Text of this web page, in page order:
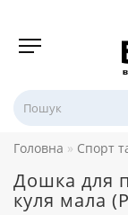
Головна Спорт
Дошка для
куля мала